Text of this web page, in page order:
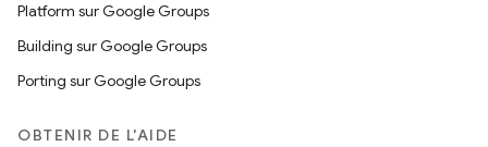
Platform sur Google Groups
Building sur Google Groups
Porting sur Google Groups
OBTENIR DE L'AIDE